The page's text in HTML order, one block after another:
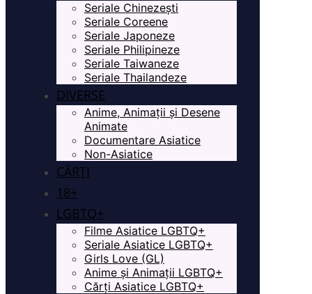
Seriale Chinezești
Seriale Coreene
Seriale Japoneze
Seriale Philipineze
Seriale Taiwaneze
Seriale Thailandeze
DIVERSE
Anime, Animații și Desene
Animate
Documentare Asiatice
Non-Asiatice
CĂRȚI
18+
LGBTQ+
Filme Asiatice LGBTQ+
Seriale Asiatice LGBTQ+
Girls Love (GL)
Anime și Animații LGBTQ+
Cărți Asiatice LGBTQ+